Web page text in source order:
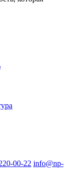
00-22 info@np-